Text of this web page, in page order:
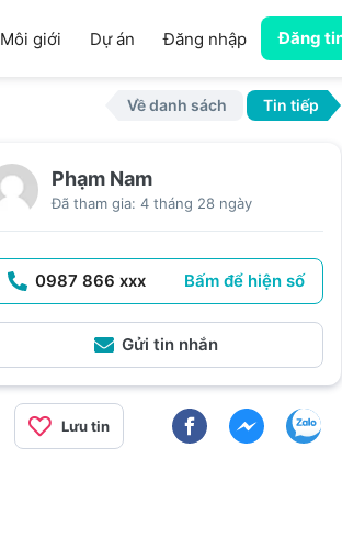
Môi giới Dự án Đăng nhập Đăng
Về danh sách Tin tiếp
Phạm Nam
Đã tham gia: 4 tháng 28 ngày
0987 866 xxx Bấm để hiện số
Gửi tin nhắn
Lưu tin